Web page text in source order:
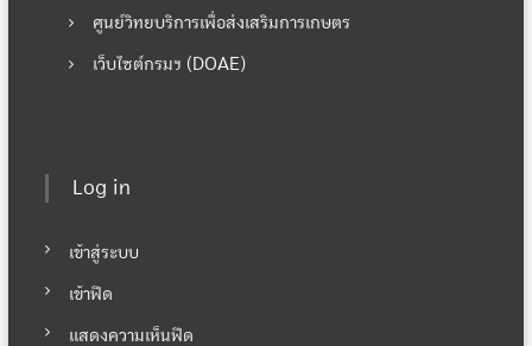
ศูนย์วิทยบริการเพื่อส่งเสริมการเกษตร
เว็บไซต์กรมฯ (DOAE)
Log in
เข้าสู่ระบบ
เข้าฟีด
แสดงความเห็นฟีด